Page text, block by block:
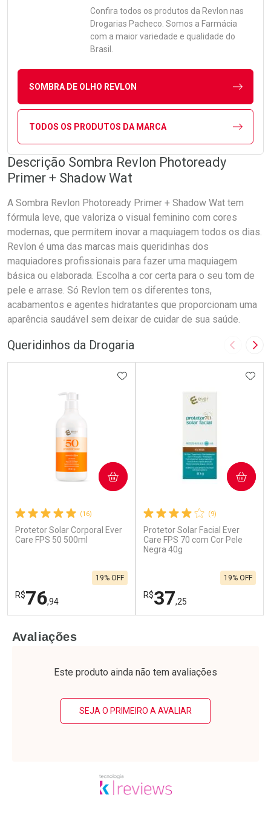
Confira todos os produtos da Revlon nas
Drogarias Pacheco. Somos a Farmácia
com a maior variedade e qualidade do
Brasil.
SOMBRA DE OLHO REVLON
TODOS OS PRODUTOS DA MARCA
Descrição Sombra Revlon Photoready
Primer + Shadow Wat
A Sombra Revlon Photoready Primer + Shadow Wat tem
fórmula leve, que valoriza o visual feminino com cores
modernas, que permitem inovar a maquiagem todos os dias.
Revlon é uma das marcas mais queridinhas dos
maquiadores profissionais para fazer uma maquiagem
básica ou elaborada. Escolha a cor certa para o seu tom de
pele e arrase. Só Revlon tem os diferentes tons,
acabamentos e agentes hidratantes que proporcionam uma
aparência saudável sem deixar de cuidar de sua saúde.
Queridinhos da Drogaria Imagem
(16)
Protetor Solar Corporal Ever
Care FPS 50 500ml
R$76,94
19% OFF
ADICIONAR AOS FAVORITOS
COMPRAR
Laboratório
Por Menos
(9)
Protetor Solar Facial Ever
Care FPS 70 com Cor Pele
Negra 40g
R$37,25
19% OFF
COMPRAR
Laboratório
Por Menos
Avaliações
Este produto ainda não tem avaliações
SEJA O PRIMEIRO A AVALIAR